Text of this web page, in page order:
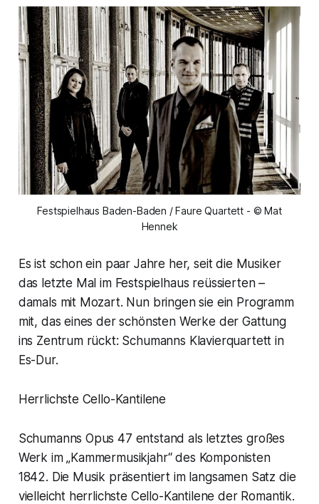
Festspielhaus Baden-Baden / Faure Quartett - © Mat
Hennek
Es ist schon ein paar Jahre her, seit die Musiker
das letzte Mal im Festspielhaus reüssierten –
damals mit Mozart. Nun bringen sie ein Programm
mit, das eines der schönsten Werke der Gattung
ins Zentrum rückt: Schumanns Klavierquartett in
Es-Dur.
Herrlichste Cello-Kantilene
Schumanns Opus 47 entstand als letztes großes
Werk im „Kammermusikjahr“ des Komponisten
1842. Die Musik präsentiert im langsamen Satz die
vielleicht herrlichste Cello-Kantilene der Romantik.